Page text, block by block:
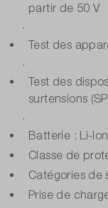
partir de 50 V
.
Test des
.
Test des
surtensions
.
Batterie : Li-
Classe de
Catégories de
Prise de